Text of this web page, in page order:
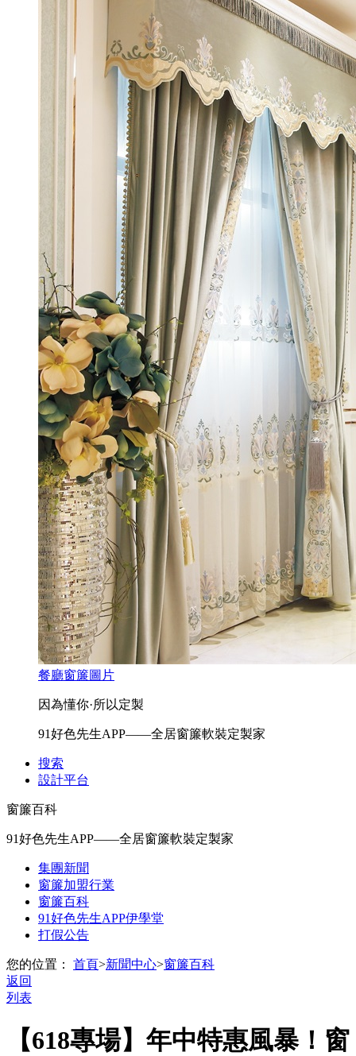
餐廳窗簾圖片
因為懂你·所以定製
91好色先生APP——全居窗簾軟裝定製家
搜索
設計平台
窗簾百科
91好色先生APP——全居窗簾軟裝定製家
集團新聞
窗簾加盟行業
窗簾百科
91好色先生APP伊學堂
打假公告
您的位置： 首頁>新聞中心>窗簾百科
返回
列表
【618專場】年中特惠風暴！窗